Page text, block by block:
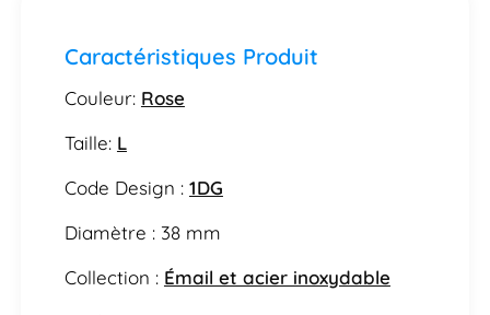
Caractéristiques Produit
Couleur: Rose
Taille: L
Code Design : 1DG
Diamètre : 38 mm
Collection : Émail et acier inoxydable